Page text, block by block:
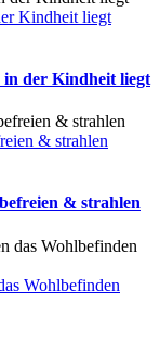
Kindheit liegt
in der Kindheit liegt
& strahlen
& strahlen
Wohlbefinden